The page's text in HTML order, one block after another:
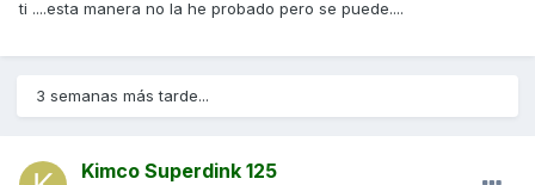
ti ....esta manera no la he probado pero se puede....
3 semanas más tarde...
Kimco Superdink 125